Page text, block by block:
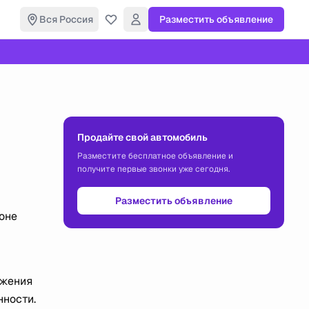
Вся Россия Разместить объявление
Продайте свой автомобиль
Разместите бесплатное объявление и
получите первые звонки уже сегодня.
Разместить объявление